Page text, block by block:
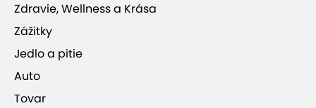
Zdravie, Wellness a Krása
Zážitky
Jedlo a pitie
Auto
Tovar